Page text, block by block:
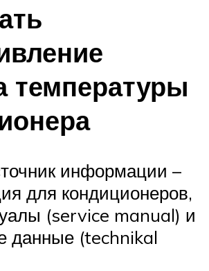
температуры
информации –
для кондиционеров,
(service manual) и
данные (technikal